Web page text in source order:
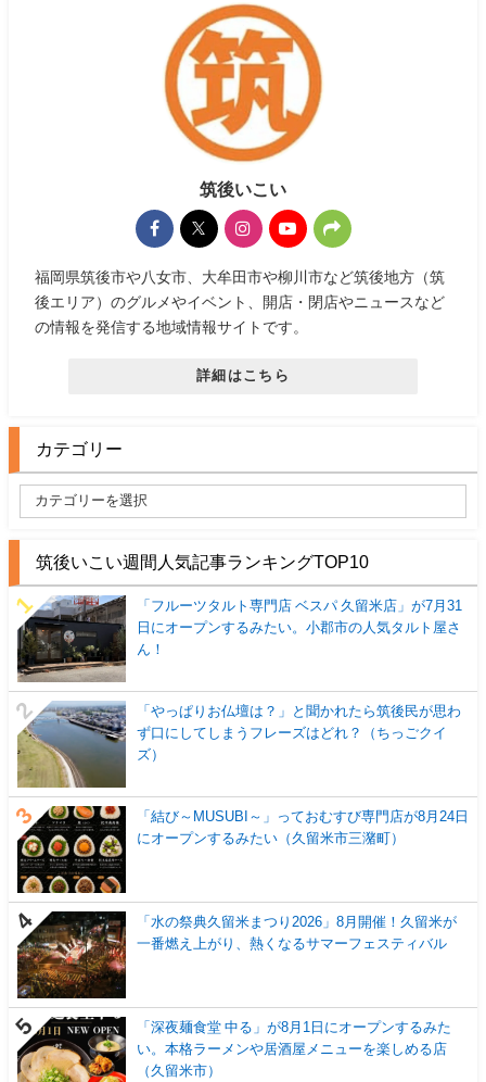
筑後いこい
福岡県筑後市や八女市、大牟田市や柳川市など筑後地方（筑
後エリア）のグルメやイベント、開店・閉店やニュースなど
の情報を発信する地域情報サイトです。
詳細はこちら
カテゴリー
筑後いこい週間人気記事ランキングTOP10
「フルーツタルト専門店 ベスパ 久留米店」が7月31
日にオープンするみたい。小郡市の人気タルト屋さ
ん！
「やっぱりお仏壇は？」と聞かれたら筑後民が思わ
ず口にしてしまうフレーズはどれ？（ちっごクイ
ズ）
「結び～MUSUBI～」っておむすび専門店が8月24日
にオープンするみたい（久留米市三潴町）
「水の祭典久留米まつり2026」8月開催！久留米が
一番燃え上がり、熱くなるサマーフェスティバル
「深夜麺食堂 中る」が8月1日にオープンするみた
い。本格ラーメンや居酒屋メニューを楽しめる店
（久留米市）